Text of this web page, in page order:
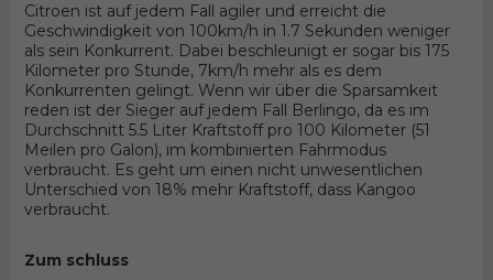
Citroen ist auf jedem Fall agiler und erreicht die
Geschwindigkeit von 100km/h in 1.7 Sekunden weniger
als sein Konkurrent. Dabei beschleunigt er sogar bis 175
Kilometer pro Stunde, 7km/h mehr als es dem
Konkurrenten gelingt. Wenn wir über die Sparsamkeit
reden ist der Sieger auf jedem Fall Berlingo, da es im
Durchschnitt 5.5 Liter Kraftstoff pro 100 Kilometer (51
Meilen pro Galon), im kombinierten Fahrmodus
verbraucht. Es geht um einen nicht unwesentlichen
Unterschied von 18% mehr Kraftstoff, dass Kangoo
verbraucht.
Zum schluss